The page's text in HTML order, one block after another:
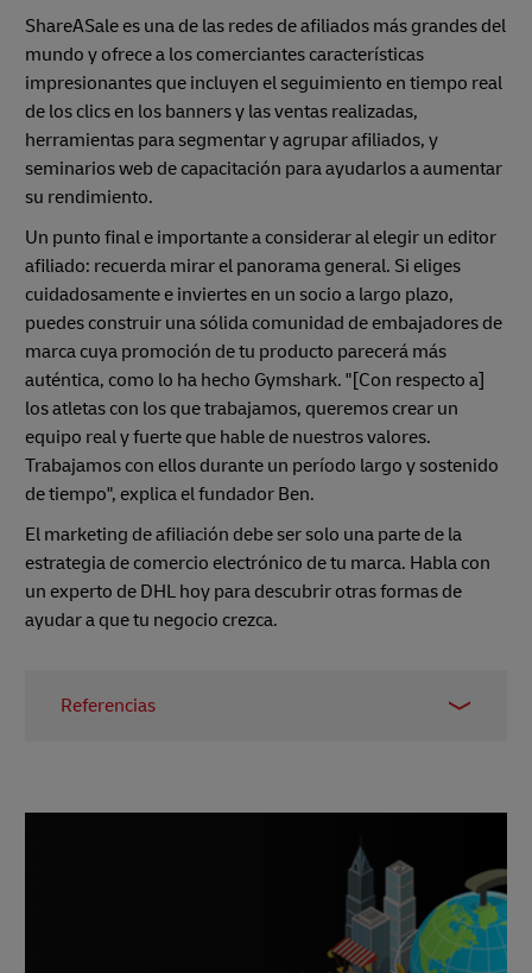
ShareASale es una de las redes de afiliados más grandes del
mundo y ofrece a los comerciantes características
impresionantes que incluyen el seguimiento en tiempo real
de los clics en los banners y las ventas realizadas,
herramientas para segmentar y agrupar afiliados, y
seminarios web de capacitación para ayudarlos a aumentar
su rendimiento.
Un punto final e importante a considerar al elegir un editor
afiliado: recuerda mirar el panorama general. Si eliges
cuidadosamente e inviertes en un socio a largo plazo,
puedes construir una sólida comunidad de embajadores de
marca cuya promoción de tu producto parecerá más
auténtica, como lo ha hecho Gymshark. "[Con respecto a]
los atletas con los que trabajamos, queremos crear un
equipo real y fuerte que hable de nuestros valores.
Trabajamos con ellos durante un período largo y sostenido
de tiempo", explica el fundador Ben.
El marketing de afiliación debe ser solo una parte de la
estrategia de comercio electrónico de tu marca. Habla con
un experto de DHL hoy para descubrir otras formas de
ayudar a que tu negocio crezca.
Referencias